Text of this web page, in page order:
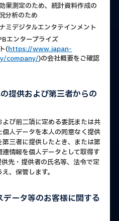
果測定のため、統計資料作成の
分析のため
ミデジタルエンタテインメント
エンタープライズ
(https://www.japan-
company/)の会社概要をご確認
提供および第三者からの
び前二項に定める委託または共
人データを本人の同意なく提供
三者に提供したとき、または第
情報を個人データとして取得す
先・提供者の氏名等、法令で定
、保管します。
ータ等のお客様に関する